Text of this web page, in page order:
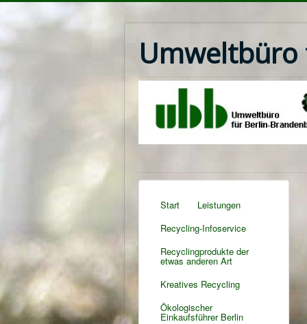
Umweltbüro
Start
Leistungen
Recycling-Infoservice
Recyclingprodukte der
etwas anderen Art
Kreatives Recycling
Ökologischer
Einkaufsführer Berlin